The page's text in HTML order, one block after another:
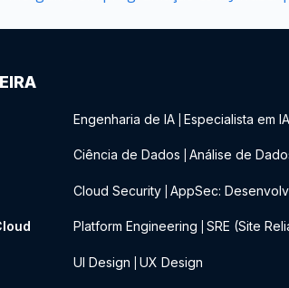
Engenharia de IA Especialista em IA
Ciência de Dados Análise de
Cloud Security AppSec:
Platform Engineering SRE (Site
UI Design UX Design